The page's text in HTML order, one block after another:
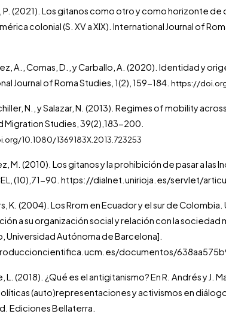
P. (2021). Los gitanos como otro y como horizonte de
colonial (S. XV a XIX). International Journal of
A., Comas, D., y Carballo, A. (2020). Identidad y
Journal of Roma Studies, 1(2), 159-184.https://
N., y Salazar, N. (2013). Regimes of mobility
Migration Studies, 39(2),183-200.
10.1080/1369183X.2013.723253
M. (2010). Los gitanos y la prohibición de pasar a las
(10),71-90.https://dialnet.unirioja.es/servlet/
K. (2004). Los Rrom en Ecuador y el sur de Colombia.
a su organización social y relación con la sociedad
Universidad Autónoma de Barcelona].
documentos/
L. (2018). ¿Qué es el antigitanismo? En R. Andrés y J.
(auto)representaciones y activismos en
Ediciones Bellaterra.